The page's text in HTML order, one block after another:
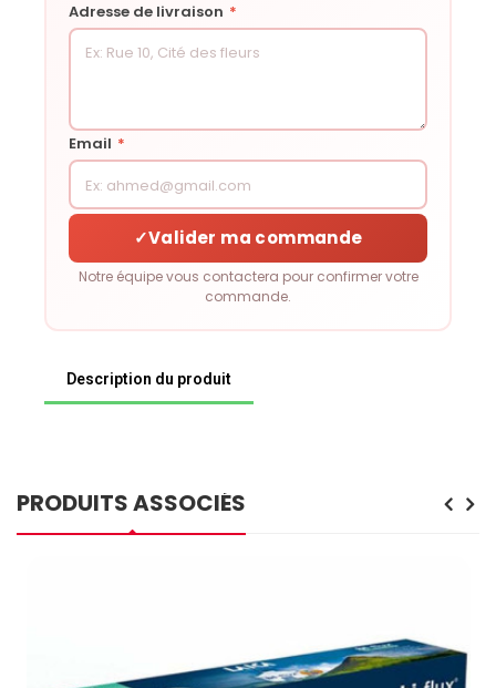
Adresse de livraison *
Email *
✓Valider ma commande
Notre équipe vous contactera pour confirmer votre
commande.
Description du produit
PRODUITS ASSOCIÉS